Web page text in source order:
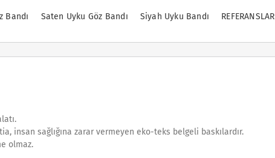
Bandı Saten Uyku Göz Bandı Siyah Uyku Bandı REFERANSLAR
insan sağlığına zarar vermeyen eko-teks belgeli baskılardır.
olmaz.